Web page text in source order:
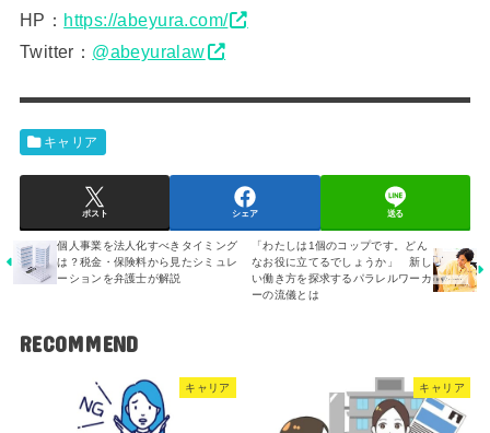
HP： https://abeyura.com/
Twitter： @abeyuralaw
キャリア
ポスト シェア 送る
個人事業を法人化すべきタイミング
は？税金・保険料から見たシミュレ
ーションを弁護士が解説
「わたしは1個のコップです。どん
なお役に立てるでしょうか」 新し
い働き方を探求するパラレルワーカ
ーの流儀とは
RECOMMEND
キャリア キャリア